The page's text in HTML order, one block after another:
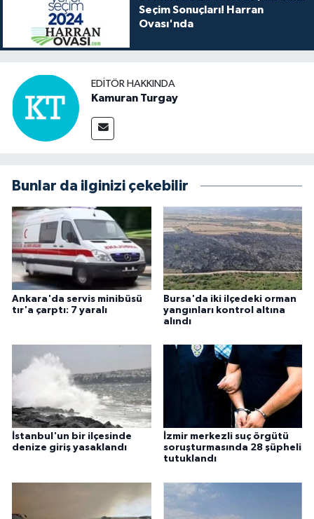
Seçim Sonuçları! Harran
Ovası'nda
EDITÖR HAKKINDA
Kamuran Turgay
Bunlar da ilginizi çekebilir
Ankara'da servis minibüsü
tır'a çarptı: 7 yaralı
Bursa'da iki ilçedeki orman
yangınları kontrol altına
alındı
İstanbul'un bir ilçesinde
denize giriş yasaklandı
İzmir merkezli suç örgütü
soruşturmasında 28 şüpheli
tutuklandı